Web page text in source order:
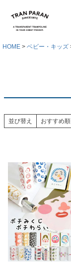
HOME ベビー・キッズ
並び替え おすすめ順